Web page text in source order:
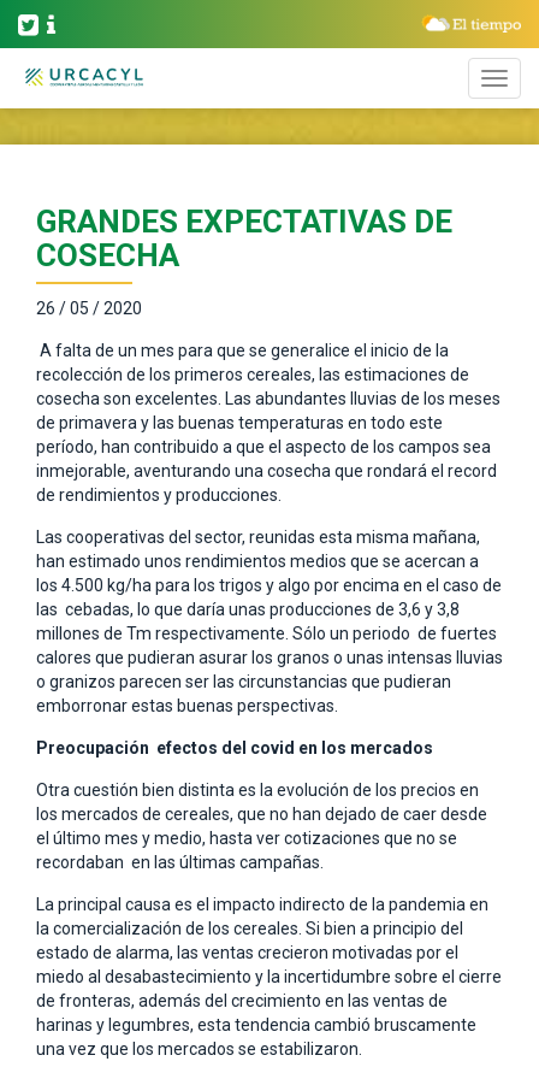
GRANDES EXPECTATIVAS DE
COSECHA
26 / 05 / 2020
A falta de un mes para que se generalice el inicio de la
recolección de los primeros cereales, las estimaciones de
cosecha son excelentes. Las abundantes lluvias de los meses
de primavera y las buenas temperaturas en todo este
período, han contribuido a que el aspecto de los campos sea
inmejorable, aventurando una cosecha que rondará el record
de rendimientos y producciones.
Las cooperativas del sector, reunidas esta misma mañana,
han estimado unos rendimientos medios que se acercan a
los 4.500 kg/ha para los trigos y algo por encima en el caso de
las cebadas, lo que daría unas producciones de 3,6 y 3,8
millones de Tm respectivamente. Sólo un periodo de fuertes
calores que pudieran asurar los granos o unas intensas lluvias
o granizos parecen ser las circunstancias que pudieran
emborronar estas buenas perspectivas.
Preocupación efectos del covid en los mercados
Otra cuestión bien distinta es la evolución de los precios en
los mercados de cereales, que no han dejado de caer desde
el último mes y medio, hasta ver cotizaciones que no se
recordaban en las últimas campañas.
La principal causa es el impacto indirecto de la pandemia en
la comercialización de los cereales. Si bien a principio del
estado de alarma, las ventas crecieron motivadas por el
miedo al desabastecimiento y la incertidumbre sobre el cierre
de fronteras, además del crecimiento en las ventas de
harinas y legumbres, esta tendencia cambió bruscamente
una vez que los mercados se estabilizaron.